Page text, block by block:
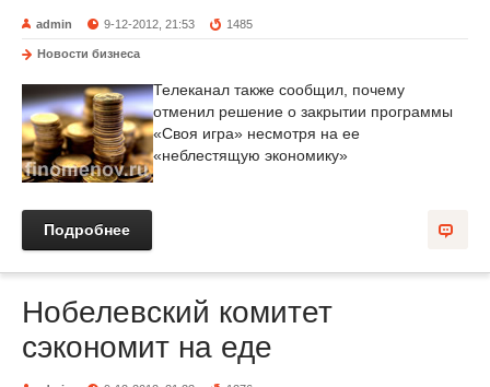
admin 9-12-2012, 21:53 1485
Новости бизнеса
Телеканал также сообщил, почему
отменил решение о закрытии программы
«Своя игра» несмотря на ее
«неблестящую экономику»
Подробнее
Нобелевский комитет
сэкономит на еде